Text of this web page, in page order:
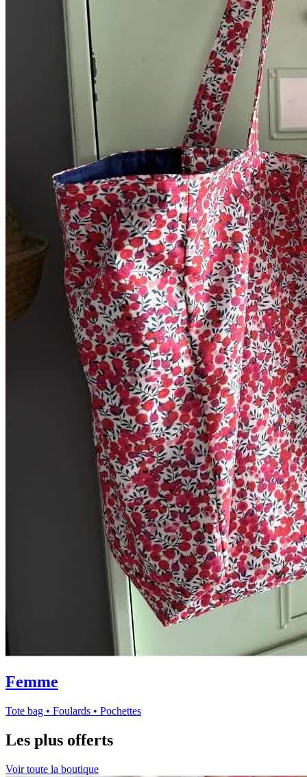
Femme
Tote bag • Foulards • Pochettes
Les plus offerts
Voir toute la boutique